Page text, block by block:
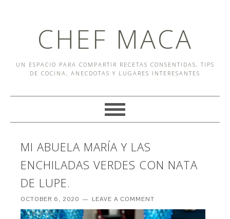
CHEF MACA
UN ESPACIO PARA COMPARTIR RECETAS CONSENTIDAS, TIPS
DE COCINA, ANECDOTAS Y LUGARES INTERESANTES
MI ABUELA MARÍA Y LAS
ENCHILADAS VERDES CON NATA
DE LUPE.
OCTOBER 6, 2020 LEAVE A COMMENT